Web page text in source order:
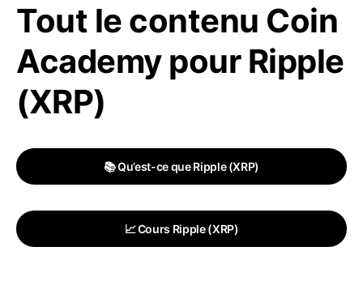
Tout le contenu Coin
Academy pour Ripple
(XRP)
📚 Qu’est-ce que Ripple (XRP)
📈 Cours Ripple (XRP)